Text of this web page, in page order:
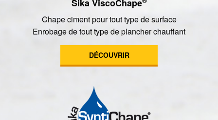
Sika ViscoChape
Chape ciment pour tout type de surface
Enrobage de tout type de plancher chauffant
DÉCOUVRIR